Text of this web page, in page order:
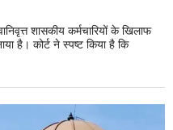
शासकीय कर्मचारियों के खिलाफ
है। कोर्ट ने स्पष्ट किया है कि